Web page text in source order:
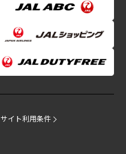
サイト利用条件